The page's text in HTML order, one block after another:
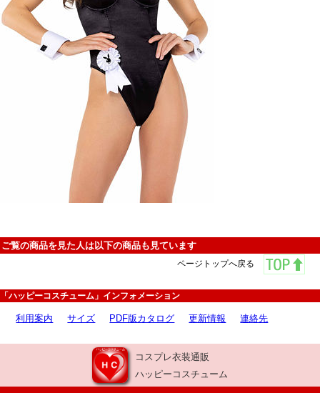
ご覧の商品を見た人は以下の商品も見ています
ページトップへ戻る
「ハッピーコスチューム」インフォメーション
利用案内 サイズ PDF版カタログ 更新情報 連絡先
コスプレ衣装通販
ハッピーコスチューム